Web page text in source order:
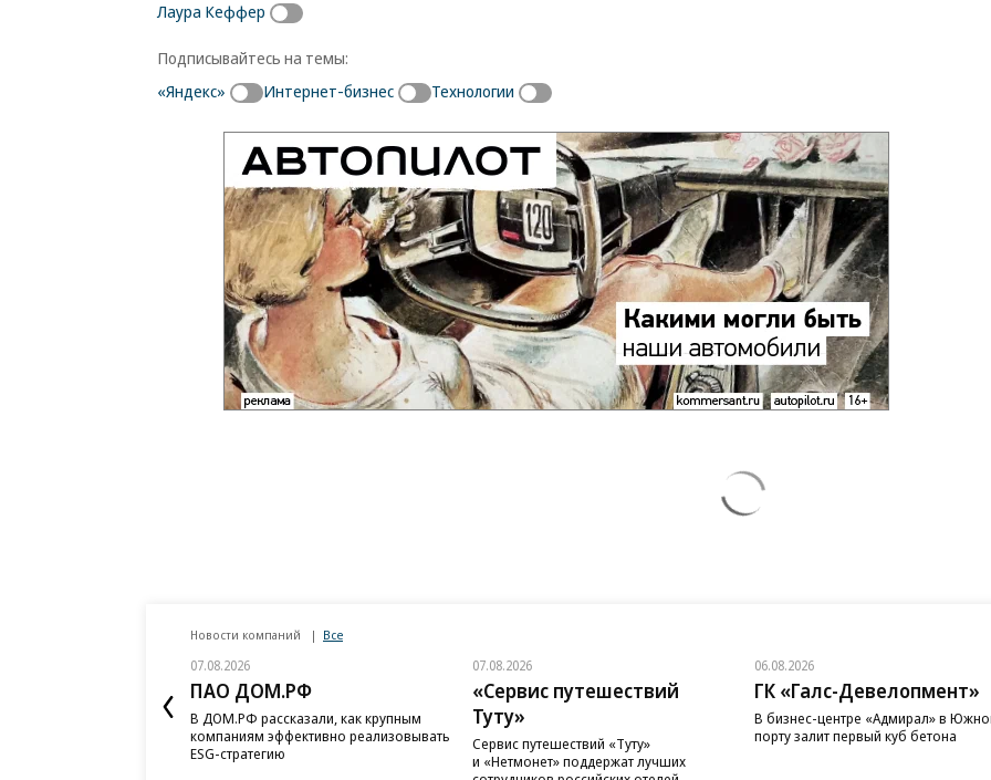
Лаура Кеффер
Подписывайтесь на темы:
«Яндекс»
Интернет-бизнес Технологии
Новости компаний Все
07.08.2026
ПАО ДОМ.РФ
В ДОМ.РФ рассказали, как крупным
компаниям эффективно реализовывать
ESG-стратегию
07.08.2026
«Сервис путешествий
Туту»
Сервис путешествий «Туту»
и «Нетмонет» поддержат лучших
06.08.2026
ГК «Галс-Девелопмент»
В бизнес-центре «Адмирал» в
порту залит первый куб бетона